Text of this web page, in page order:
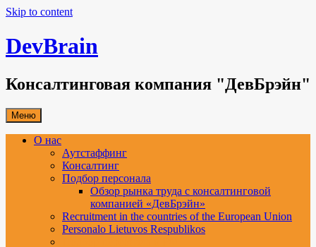
Skip to content
DevBrain
Консалтинговая компания "ДевБрэйн"
Меню
О нас
Аутстаффинг
Консалтинг
Подбор персонала
Обзор рынка труда с консалтинговой
компанией «ДевБрэйн»
Recruitment in the countries of the European Union
Personalo Lietuvos Respublikos